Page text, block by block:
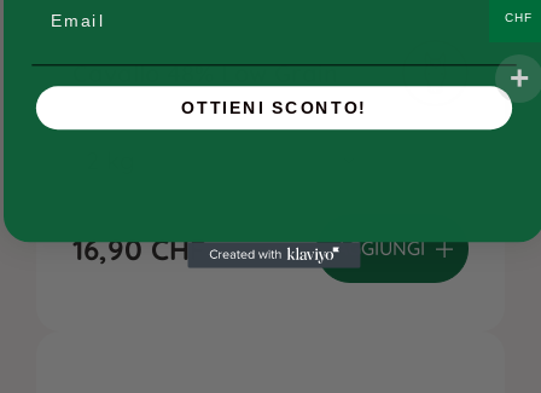
FAQs
Chi siamo
Cavallo 48% Low Grain
16,90CHF AGGIUNGI
CHF
OTTIENI SCONTO!